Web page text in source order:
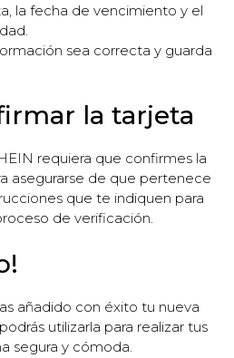
la fecha de vencimiento y el
sea correcta y guarda
la tarjeta
requiera que confirmes la
asegurarse de que pertenece
que te indiquen para
de verificación.
añadido con éxito tu nueva
utilizarla para realizar tus
segura y cómoda.